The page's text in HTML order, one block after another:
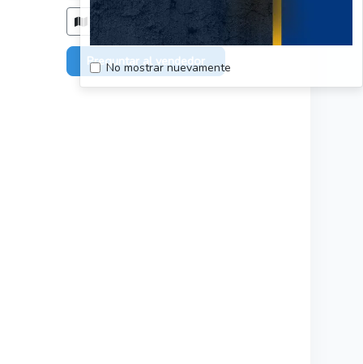
No mostrar nuevamente
Zonas de entrega
Solo en: Región Metropolitana
Preguntar al vendedor